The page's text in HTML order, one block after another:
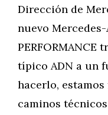
Dirección de
nuevo Mercedes-
típico ADN a un
hacerlo,
caminos